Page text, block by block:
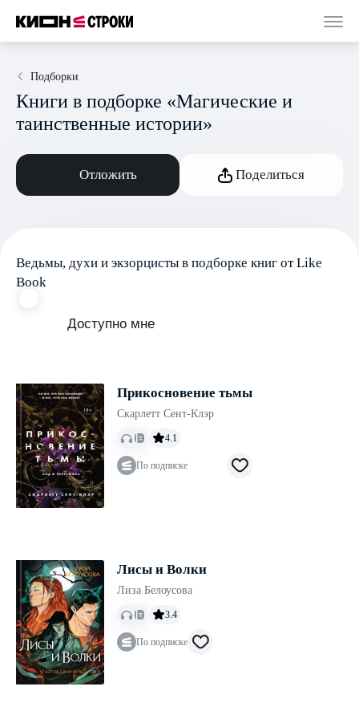
Подборки
Книги в подборке «Магические и
таинственные истории»
Отложить Поделиться
Ведьмы, духи и экзорцисты в подборке книг от Like
Book
Доступно мне
Прикосновение тьмы
Скарлетт Сент-Клэр
4.1
По подписке
Лисы и Волки
Лиза Белоусова
3.4
По подписке